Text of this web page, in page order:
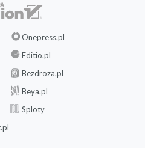
Onepress.pl
Editio.pl
Bezdroza.pl
Beya.pl
Sploty